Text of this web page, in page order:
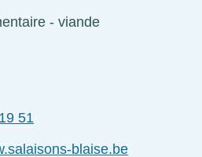
- viande
51
blaise.be